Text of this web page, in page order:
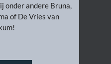
onder andere Bruna,
of De Vries van